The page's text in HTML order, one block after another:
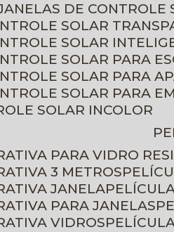
DE CONTROLE
SOLAR
SOLAR
SOLAR PARA
SOLAR PARA
SOLAR PARA
SOLAR INCOLOR
PARA VIDRO
3 METROS
JANELA
PARA JANELAS
VIDROS